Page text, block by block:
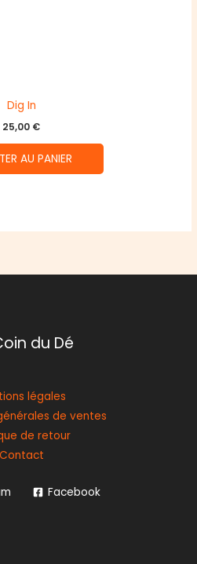
Dig In
25,00 €
AU PANIER
du Dé
légales
de ventes
de retour
Contact
Facebook